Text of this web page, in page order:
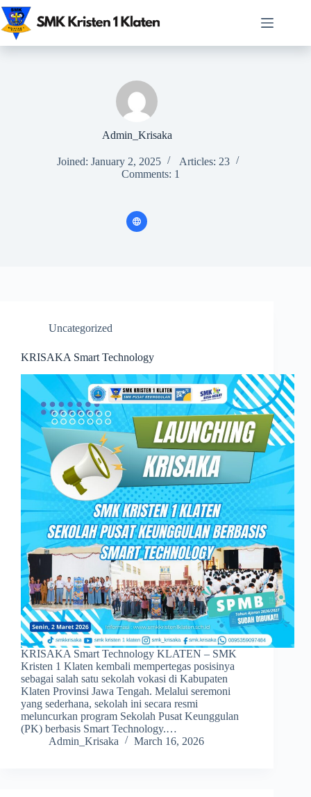
Skip
to
content
Admin_Krisaka
Joined: January 2, 2025
Articles: 23
Comments: 1
Uncategorized
KRISAKA Smart Technology
KRISAKA Smart Technology KLATEN – SMK
Kristen 1 Klaten kembali mempertegas posisinya
sebagai salah satu sekolah vokasi di Kabupaten
Klaten Provinsi Jawa Tengah. Melalui seremoni
yang sederhana, sekolah ini secara resmi
meluncurkan program Sekolah Pusat Keunggulan
(PK) berbasis Smart Technology.…
Admin_Krisaka
March 16, 2026